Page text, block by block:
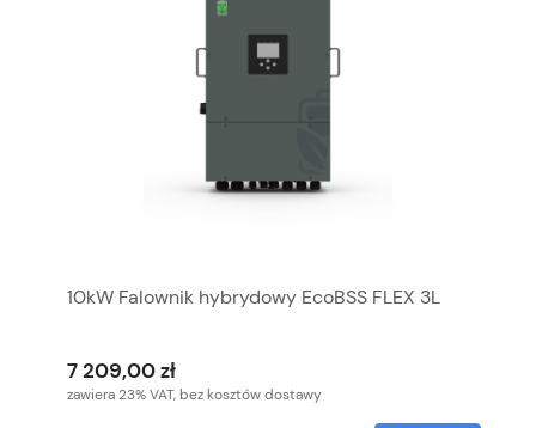
10kW Falownik hybrydowy EcoBSS FLEX 3L
7 209,00 zł
zawiera 23% VAT, bez kosztów dostawy